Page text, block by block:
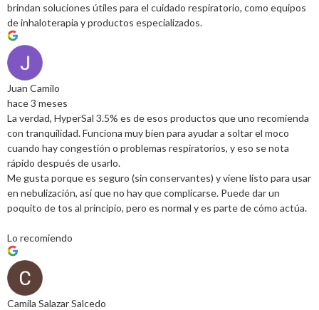
brindan soluciones útiles para el cuidado respiratorio, como equipos
de inhaloterapia y productos especializados.
Juan Camilo
hace 3 meses
La verdad, HyperSal 3.5% es de esos productos que uno recomienda
con tranquilidad. Funciona muy bien para ayudar a soltar el moco
cuando hay congestión o problemas respiratorios, y eso se nota
rápido después de usarlo.
Me gusta porque es seguro (sin conservantes) y viene listo para usar
en nebulización, así que no hay que complicarse. Puede dar un
poquito de tos al principio, pero es normal y es parte de cómo actúa.
Lo recomiendo
Camila Salazar Salcedo